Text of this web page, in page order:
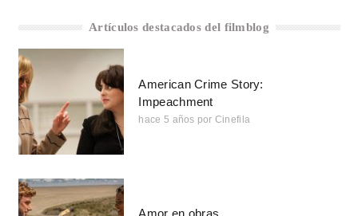
Artículos destacados del filmblog
American Crime Story:
Impeachment
hace 5 años por Cinefila
Amor en obras